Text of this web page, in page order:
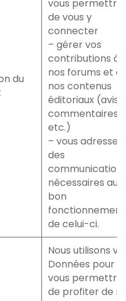
du
vous permettre
de vous y
connecter
– gérer vos
contributions à
nos forums et à
nos contenus
éditoriaux (avis,
commentaires,
etc.)
– vous adresser
des
nécessaires au
bon
fonctionnement
de celui-ci.
Nous utilisons
Données pour
vous permettre
de profiter de